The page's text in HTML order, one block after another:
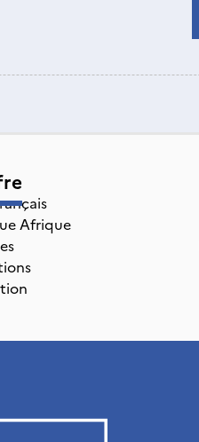
Afrique